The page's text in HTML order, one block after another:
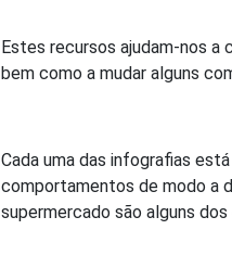
Estes recursos ajudam-nos
bem como a mudar alguns
Cada uma das infografias
comportamentos de modo a
supermercado são alguns